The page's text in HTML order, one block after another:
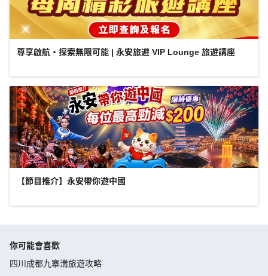
尊享啟航・探索無限可能 | 永安旅遊 VIP Lounge 旅遊講座
【節目推介】永安帶你遊中國
你可能會喜歡
四川成都九寨溝旅遊攻略